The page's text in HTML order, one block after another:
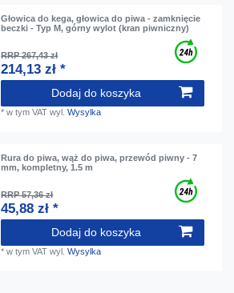
Głowica do kega, głowica do piwa - zamknięcie
beczki - Typ M, górny wylot (kran piwniczny)
RRP 267,43 zł
214,13 zł *
Dodaj do koszyka
*w tym VAT wyl.Wysylka
Rura do piwa, wąż do piwa, przewód piwny - 7
mm, kompletny, 1.5 m
RRP 57,36 zł
45,88 zł *
Dodaj do koszyka
*w tym VAT wyl.Wysylka